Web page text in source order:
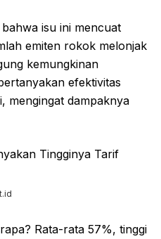
isu ini mencuat
emiten rokok melonjak
kemungkinan
efektivitas
mengingat dampaknya
Rata-rata 57%, tinggi